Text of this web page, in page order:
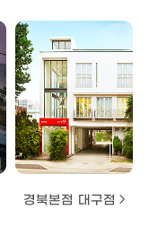
경북본점 대구점